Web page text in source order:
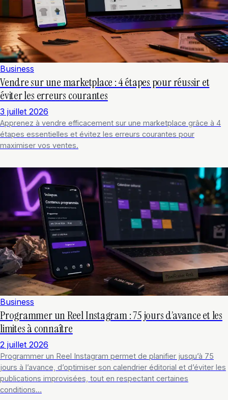
Business
Vendre sur une marketplace : 4 étapes pour réussir et
éviter les erreurs courantes
3 juillet 2026
Apprenez à vendre efficacement sur une marketplace grâce à 4
étapes essentielles et évitez les erreurs courantes pour
maximiser vos ventes.
Business
Programmer un Reel Instagram : 75 jours d’avance et les
limites à connaître
2 juillet 2026
Programmer un Reel Instagram permet de planifier jusqu’à 75
jours à l’avance, d’optimiser son calendrier éditorial et d’éviter les
publications improvisées, tout en respectant certaines
conditions…